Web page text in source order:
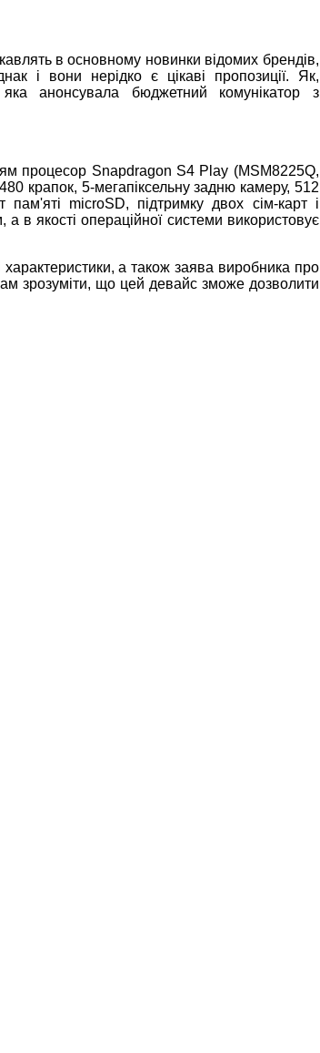
в основному новинки відомих брендів,
і вони нерідко є цікаві пропозиції. Як,
анонсувала бюджетний комунікатор з
процесор Snapdragon S4 Play (MSM8225Q,
крапок, 5-мегапіксельну задню камеру, 512
microSD, підтримку двох сім-карт і
в якості операційної системи використовує
характеристики, а також заява виробника про
зрозуміти, що цей девайс зможе дозволити